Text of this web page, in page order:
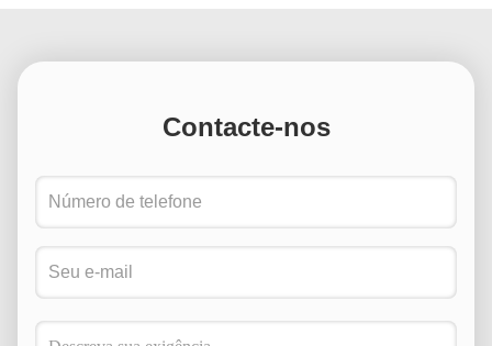
Contacte-nos